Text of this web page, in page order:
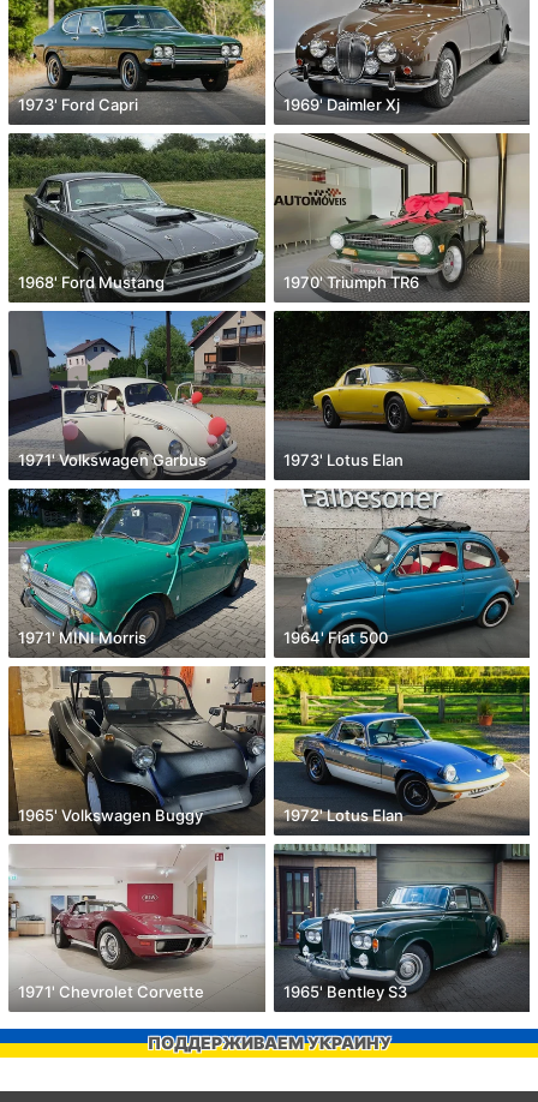
1973' Ford Capri 1969' Daimler Xj
1968' Ford Mustang 1970' Triumph TR6
1971' Volkswagen Garbus 1973' Lotus Elan
1971' MINI Morris 1964' Fiat 500
1965' Volkswagen Buggy 1972' Lotus Elan
1971' Chevrolet Corvette 1965' Bentley S3
ПОДДЕРЖИВАЕМ УКРАИНУ